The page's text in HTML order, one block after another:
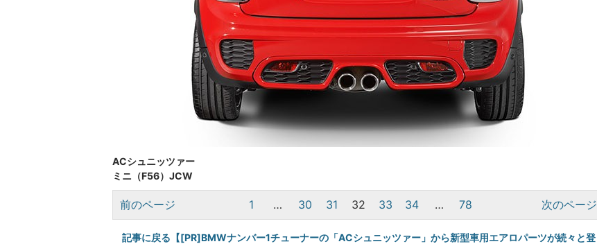
ACシュニッツァー
ミニ（F56）JCW
前のページ 1 … 30 31 32 33 34 … 78 次のページ
記事に戻る【[PR]BMWナンバー1チューナーの「ACシュニッツァー」から新型車用エアロパーツが続々と登